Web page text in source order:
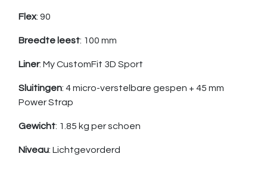
Flex: 90
Breedte leest: 100 mm
Liner: My CustomFit 3D Sport
Sluitingen: 4 micro-verstelbare gespen + 45 mm
Power Strap
Gewicht: 1.85 kg per schoen
Niveau: Lichtgevorderd